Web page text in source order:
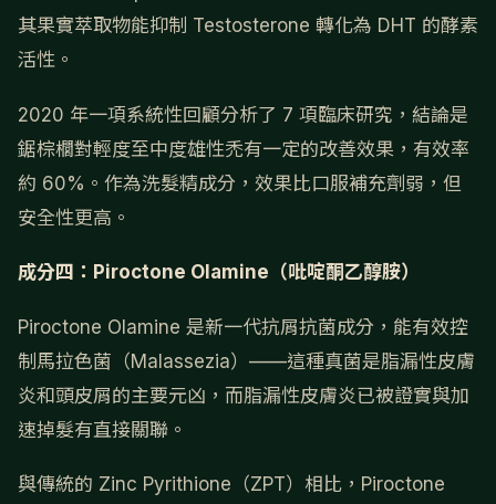
其果實萃取物能抑制 Testosterone 轉化為 DHT 的酵素
活性。
2020 年一項系統性回顧分析了 7 項臨床研究，結論是
鋸棕櫚對輕度至中度雄性禿有一定的改善效果，有效率
約 60%。作為洗髮精成分，效果比口服補充劑弱，但
安全性更高。
成分四：Piroctone Olamine（吡啶酮乙醇胺）
Piroctone Olamine 是新一代抗屑抗菌成分，能有效控
制馬拉色菌（Malassezia）——這種真菌是脂漏性皮膚
炎和頭皮屑的主要元凶，而脂漏性皮膚炎已被證實與加
速掉髮有直接關聯。
與傳統的 Zinc Pyrithione（ZPT）相比，Piroctone